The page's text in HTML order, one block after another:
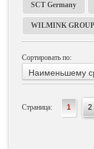
SCT Germany
WILMINK GROUP
Сортировать по:
Наименьшему
Страница: 1 2